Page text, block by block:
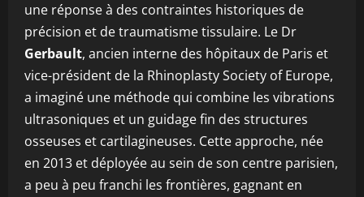
une réponse à des contraintes historiques de
précision et de traumatisme tissulaire. Le Dr
Gerbault, ancien interne des hôpitaux de Paris et
vice-président de la Rhinoplasty Society of Europe,
a imaginé une méthode qui combine les vibrations
ultrasoniques et un guidage fin des structures
osseuses et cartilagineuses. Cette approche, née
en 2013 et déployée au sein de son centre parisien,
a peu à peu franchi les frontières, gagnant en